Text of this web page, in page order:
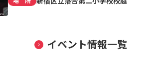
イベント情報一覧